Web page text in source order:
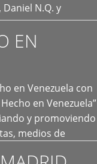
N.Q. y
EN
en Venezuela con
en Venezuela”
y promoviendo
medios de